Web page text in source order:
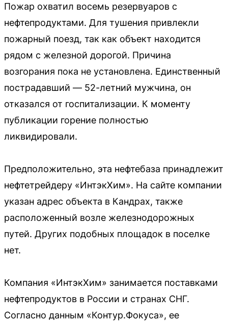
Пожар охватил восемь резервуаров с
нефтепродуктами. Для тушения привлекли
пожарный поезд, так как объект находится
рядом с железной дорогой. Причина
возгорания пока не установлена. Единственный
пострадавший — 52-летний мужчина, он
отказался от госпитализации. К моменту
публикации горение полностью
ликвидировали.
Предположительно, эта нефтебаза принадлежит
нефтетрейдеру «ИнтэкХим». На сайте компании
указан адрес объекта в Кандрах, также
расположенный возле железнодорожных
путей. Других подобных площадок в поселке
нет.
Компания «ИнтэкХим» занимается поставками
нефтепродуктов в России и странах СНГ.
Согласно данным «Контур.Фокуса», ее